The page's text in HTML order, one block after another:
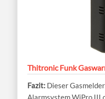
Thitronic Funk
Dieser
Alarmsystem WiPro III